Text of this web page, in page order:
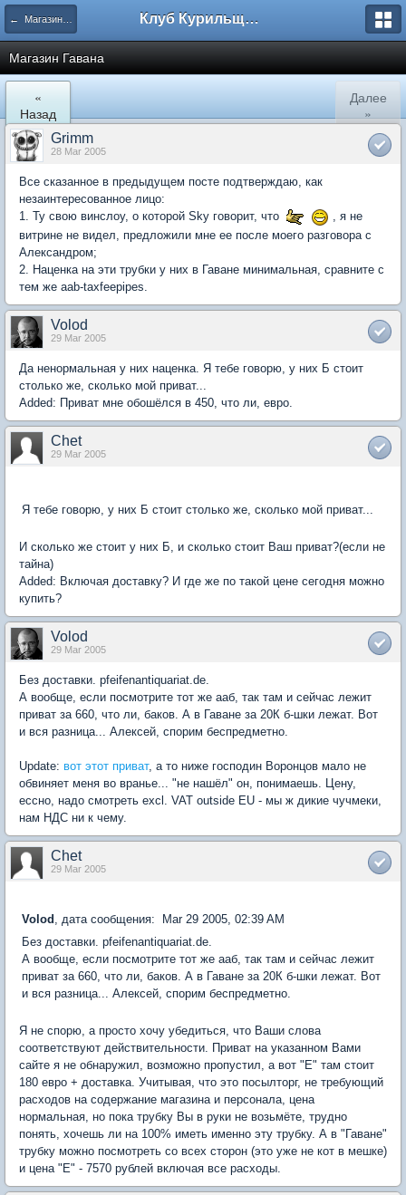
← Магазины в Москве Клуб Курильщиков Трубки
Магазин Гавана
«
Назад
Далее
»
Grimm
28 Mar 2005
Все сказанное в предыдущем посте подтверждаю, как
незаинтересованное лицо:
1. Ту свою винслоу, о которой Sky говорит, что
, я не
витрине не видел, предложили мне ее после моего разговора с
Александром;
2. Наценка на эти трубки у них в Гаване минимальная, сравните с
тем же aab-taxfeepipes.
Volod
29 Mar 2005
Да ненормальная у них наценка. Я тебе говорю, у них Б стоит
столько же, сколько мой приват...
Added: Приват мне обошёлся в 450, что ли, евро.
Сhet
29 Mar 2005
Я тебе говорю, у них Б стоит столько же, сколько мой приват...
И сколько же стоит у них Б, и сколько стоит Ваш приват?(если не
тайна)
Added: Включая доставку? И где же по такой цене сегодня можно
купить?
Volod
29 Mar 2005
Без доставки. pfeifenantiquariat.de.
А вообще, если посмотрите тот же ааб, так там и сейчас лежит
приват за 660, что ли, баков. А в Гаване за 20К б-шки лежат. Вот
и вся разница... Алексей, спорим беспредметно.
Update: вот этот приват, а то ниже господин Воронцов мало не
обвиняет меня во вранье... "не нашёл" он, понимаешь. Цену,
ессно, надо смотреть excl. VAT outside EU - мы ж дикие чучмеки,
нам НДС ни к чему.
Сhet
29 Mar 2005
Volod , дата сообщения: Mar 29 2005, 02:39 AM
Без доставки. pfeifenantiquariat.de.
А вообще, если посмотрите тот же ааб, так там и сейчас лежит
приват за 660, что ли, баков. А в Гаване за 20К б-шки лежат. Вот
и вся разница... Алексей, спорим беспредметно.
Я не спорю, а просто хочу убедиться, что Ваши слова
соответствуют действительности. Приват на указанном Вами
сайте я не обнаружил, возможно пропустил, а вот "Е" там стоит
180 евро + доставка. Учитывая, что это посылторг, не требующий
расходов на содержание магазина и персонала, цена
нормальная, но пока трубку Вы в руки не возьмёте, трудно
понять, хочешь ли на 100% иметь именно эту трубку. А в "Гаване"
трубку можно посмотреть со всех сторон (это уже не кот в мешке)
и цена "Е" - 7570 рублей включая все расходы.